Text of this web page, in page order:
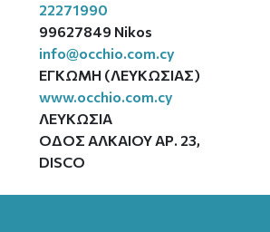
22271990
99627849 Nikos
info@occhio.com.cy
ΕΓΚΩΜΗ (ΛΕΥΚΩΣΙΑΣ)
www.occhio.com.cy
ΛΕΥΚΩΣΙΑ
ΟΔΟΣ ΑΛΚΑΙΟΥ ΑΡ. 23,
DISCO